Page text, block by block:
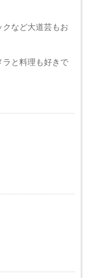
クなど大道芸もお
と料理も好きで